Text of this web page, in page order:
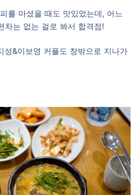
를 마셨을 때도 맛있었는데, 어느
차는 없는 걸로 봐서 합격점!
성&이보영 커플도 창밖으로 지나가